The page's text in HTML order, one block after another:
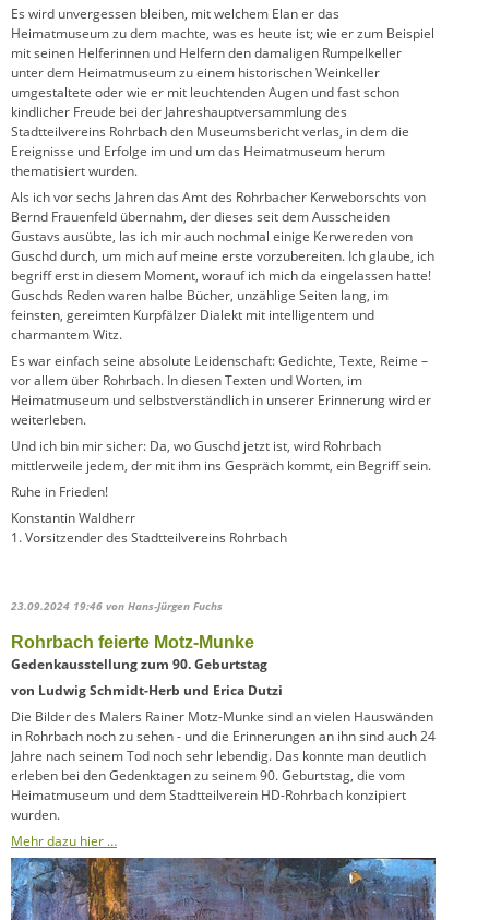
Es wird unvergessen bleiben, mit welchem Elan er das
Heimatmuseum zu dem machte, was es heute ist; wie er zum Beispiel
mit seinen Helferinnen und Helfern den damaligen Rumpelkeller
unter dem Heimatmuseum zu einem historischen Weinkeller
umgestaltete oder wie er mit leuchtenden Augen und fast schon
kindlicher Freude bei der Jahreshauptversammlung des
Stadtteilvereins Rohrbach den Museumsbericht verlas, in dem die
Ereignisse und Erfolge im und um das Heimatmuseum herum
thematisiert wurden.
Als ich vor sechs Jahren das Amt des Rohrbacher Kerweborschts von
Bernd Frauenfeld übernahm, der dieses seit dem Ausscheiden
Gustavs ausübte, las ich mir auch nochmal einige Kerwereden von
Guschd durch, um mich auf meine erste vorzubereiten. Ich glaube, ich
begriff erst in diesem Moment, worauf ich mich da eingelassen hatte!
Guschds Reden waren halbe Bücher, unzählige Seiten lang, im
feinsten, gereimten Kurpfälzer Dialekt mit intelligentem und
charmantem Witz.
Es war einfach seine absolute Leidenschaft: Gedichte, Texte, Reime –
vor allem über Rohrbach. In diesen Texten und Worten, im
Heimatmuseum und selbstverständlich in unserer Erinnerung wird er
weiterleben.
Und ich bin mir sicher: Da, wo Guschd jetzt ist, wird Rohrbach
mittlerweile jedem, der mit ihm ins Gespräch kommt, ein Begriff sein.
Ruhe in Frieden!
Konstantin Waldherr
1. Vorsitzender des Stadtteilvereins Rohrbach
23.09.2024 19:46 von Hans-Jürgen Fuchs
Rohrbach feierte Motz-Munke
Gedenkausstellung zum 90. Geburtstag
von Ludwig Schmidt-Herb und Erica Dutzi
Die Bilder des Malers Rainer Motz-Munke sind an vielen Hauswänden
in Rohrbach noch zu sehen - und die Erinnerungen an ihn sind auch 24
Jahre nach seinem Tod noch sehr lebendig. Das konnte man deutlich
erleben bei den Gedenktagen zu seinem 90. Geburtstag, die vom
Heimatmuseum und dem Stadtteilverein HD-Rohrbach konzipiert
wurden.
Mehr dazu hier …